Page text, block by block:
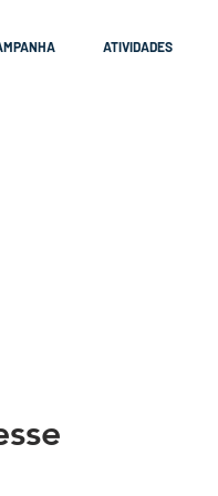
ATIVIDADES